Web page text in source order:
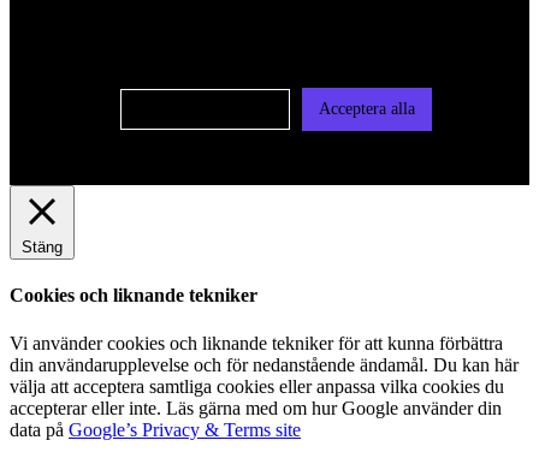
Acceptera alla
Stäng
Cookies och liknande tekniker
Vi använder cookies och liknande tekniker för att kunna förbättra
din användarupplevelse och för nedanstående ändamål. Du kan här
välja att acceptera samtliga cookies eller anpassa vilka cookies du
accepterar eller inte. Läs gärna med om hur Google använder din
data på Google’s Privacy & Terms site